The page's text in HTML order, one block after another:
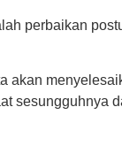
perbaikan
akan
sesungguhnya